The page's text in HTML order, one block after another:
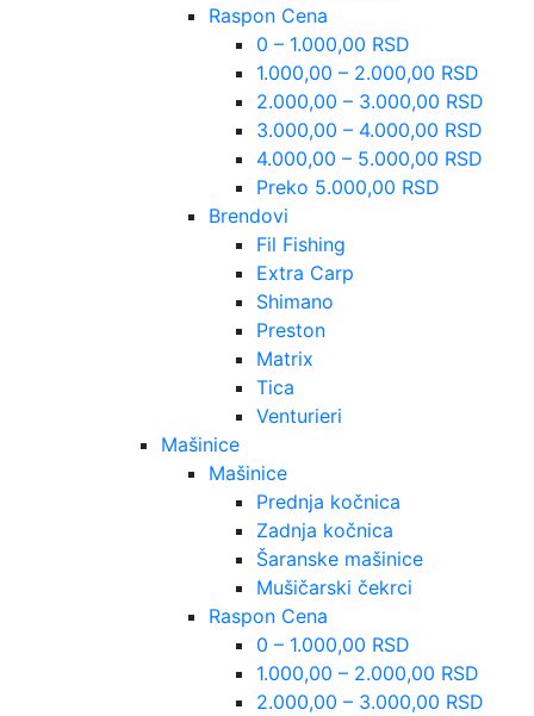
Raspon Cena
0 – 1.000,00 RSD
1.000,00 – 2.000,00 RSD
2.000,00 – 3.000,00 RSD
3.000,00 – 4.000,00 RSD
4.000,00 – 5.000,00 RSD
Preko 5.000,00 RSD
Brendovi
Fil Fishing
Extra Carp
Shimano
Preston
Matrix
Tica
Venturieri
Mašinice
Mašinice
Prednja kočnica
Zadnja kočnica
Šaranske mašinice
Mušičarski čekrci
Raspon Cena
0 – 1.000,00 RSD
1.000,00 – 2.000,00 RSD
2.000,00 – 3.000,00 RSD